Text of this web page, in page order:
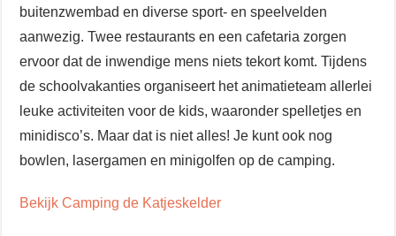
buitenzwembad en diverse sport- en speelvelden
aanwezig. Twee restaurants en een cafetaria zorgen
ervoor dat de inwendige mens niets tekort komt. Tijdens
de schoolvakanties organiseert het animatieteam allerlei
leuke activiteiten voor de kids, waaronder spelletjes en
minidisco’s. Maar dat is niet alles! Je kunt ook nog
bowlen, lasergamen en minigolfen op de camping.
Bekijk Camping de Katjeskelder